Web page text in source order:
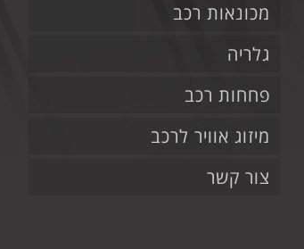
מכונאות רכב
גלריה
פחחות רכב
מיזוג אוויר לרכב
צור קשר